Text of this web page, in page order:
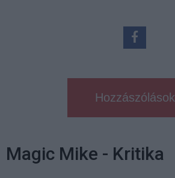
Hozzászólások
Magic Mike - Kritika